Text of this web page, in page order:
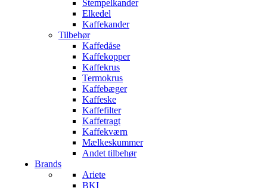
Stempelkander
Elkedel
Kaffekander
Tilbehør
Kaffedåse
Kaffekopper
Kaffekrus
Termokrus
Kaffebæger
Kaffeske
Kaffefilter
Kaffetragt
Kaffekværn
Mælkeskummer
Andet tilbehør
Brands
Ariete
BKI